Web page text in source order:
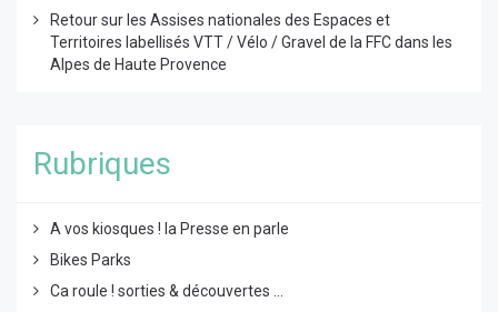
Retour sur les Assises nationales des Espaces et
Territoires labellisés VTT / Vélo / Gravel de la FFC dans les
Alpes de Haute Provence
Rubriques
A vos kiosques ! la Presse en parle
Bikes Parks
Ca roule ! sorties & découvertes ...